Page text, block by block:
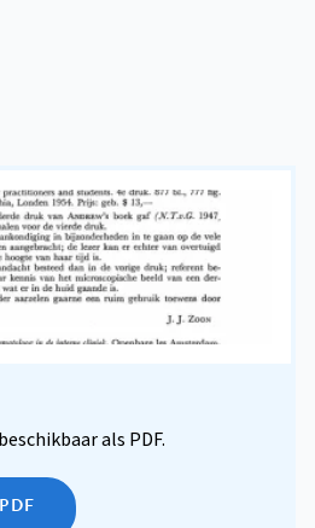
als PDF.